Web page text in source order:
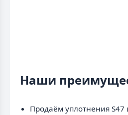
Наши
Продаём уплотнения S47